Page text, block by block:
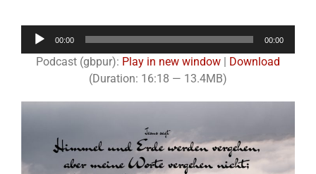
Audio-
00:00 00:00
Podcast (gbpur): Play in new window
Download
(Duration: 16:18 — 13.4MB)